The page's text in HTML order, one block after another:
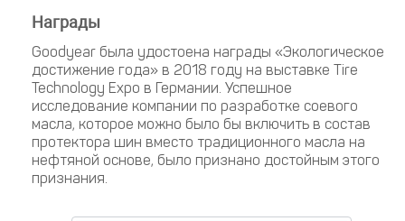
Награды
Goodyear была удостоена награды «Экологическое
достижение года» в 2018 году на выставке Tire
Technology Expo в Германии. Успешное
исследование компании по разработке соевого
масла, которое можно было бы включить в состав
протектора шин вместо традиционного масла на
нефтяной основе, было признано достойным этого
признания.